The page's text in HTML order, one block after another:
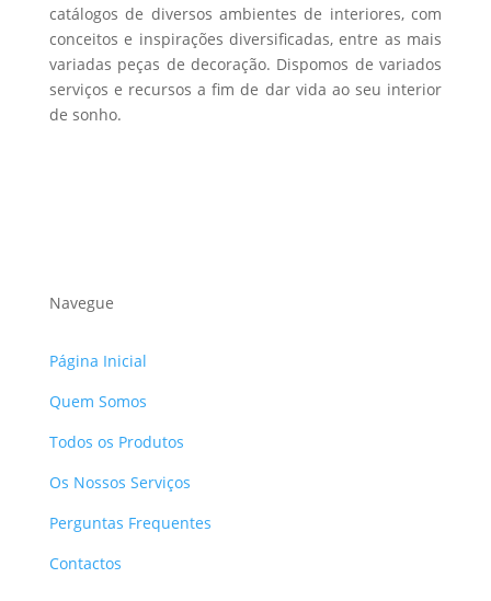
catálogos de diversos ambientes de interiores, com
conceitos e inspirações diversificadas, entre as mais
variadas peças de decoração. Dispomos de variados
serviços e recursos a fim de dar vida ao seu interior
de sonho.
Navegue
Página Inicial
Quem Somos
Todos os Produtos
Os Nossos Serviços
Perguntas Frequentes
Contactos